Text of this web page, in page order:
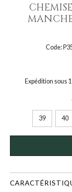
Code:
Expédition sous
39 40